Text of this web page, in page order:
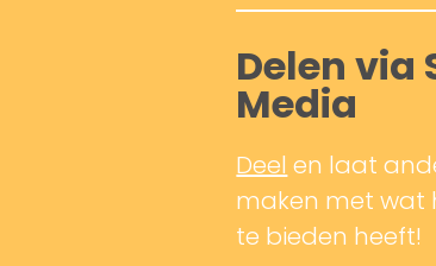
Delen via
Media
Deel en laat
maken met wat
te bieden heeft!